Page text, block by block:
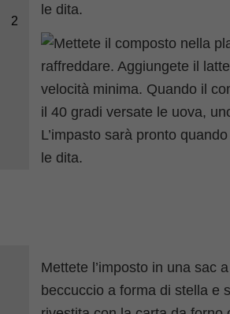
2
le dita.
Mettete l’imposto in una sac
beccuccio a forma di stella e